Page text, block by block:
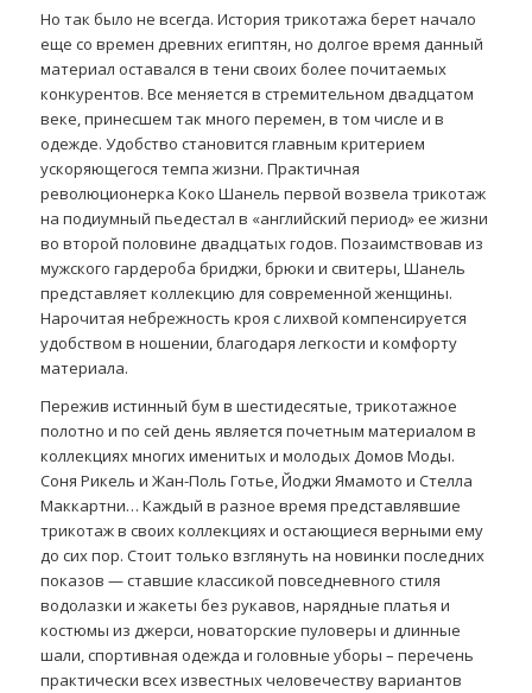
Но так было не всегда. История трикотажа берет начало
еще со времен древних египтян, но долгое время данный
материал оставался в тени своих более почитаемых
конкурентов. Все меняется в стремительном двадцатом
веке, принесшем так много перемен, в том числе и в
одежде. Удобство становится главным критерием
ускоряющегося темпа жизни. Практичная
революционерка Коко Шанель первой возвела трикотаж
на подиумный пьедестал в «английский период» ее жизни
во второй половине двадцатых годов. Позаимствовав из
мужского гардероба бриджи, брюки и свитеры, Шанель
представляет коллекцию для современной женщины.
Нарочитая небрежность кроя с лихвой компенсируется
удобством в ношении, благодаря легкости и комфорту
материала.
Пережив истинный бум в шестидесятые, трикотажное
полотно и по сей день является почетным материалом в
коллекциях многих именитых и молодых Домов Моды.
Соня Рикель и Жан-Поль Готье, Йоджи Ямамото и Стелла
Маккартни… Каждый в разное время представлявшие
трикотаж в своих коллекциях и остающиеся верными ему
до сих пор. Стоит только взглянуть на новинки последних
показов — ставшие классикой повседневного стиля
водолазки и жакеты без рукавов, нарядные платья и
костюмы из джерси, новаторские пуловеры и длинные
шали, спортивная одежда и головные уборы – перечень
практически всех известных человечеству вариантов